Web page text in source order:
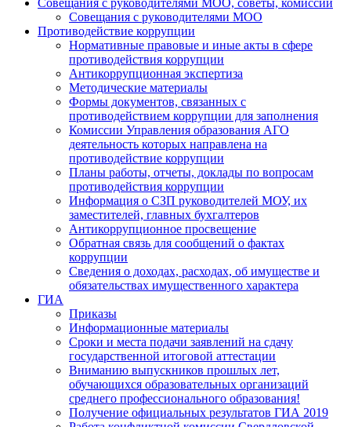
Совещания с руководителями МОО, советы, комиссии
Совещания с руководителями МОО
Противодействие коррупции
Нормативные правовые и иные акты в сфере
противодействия коррупции
Антикоррупционная экспертиза
Методические материалы
Формы документов, связанных с
противодействием коррупции для заполнения
Комиссии Управления образования АГО
деятельность которых направлена на
противодействие коррупции
Планы работы, отчеты, доклады по вопросам
противодействия коррупции
Информация о СЗП руководителей МОУ, их
заместителей, главных бухгалтеров
Антикоррупционное просвещение
Обратная связь для сообщений о фактах
коррупции
Сведения о доходах, расходах, об имуществе и
обязательствах имущественного характера
ГИА
Приказы
Информационные материалы
Сроки и места подачи заявлений на сдачу
государственной итоговой аттестации
Вниманию выпускников прошлых лет,
обучающихся образовательных организаций
среднего профессионального образования!
Получение официальных результатов ГИА 2019